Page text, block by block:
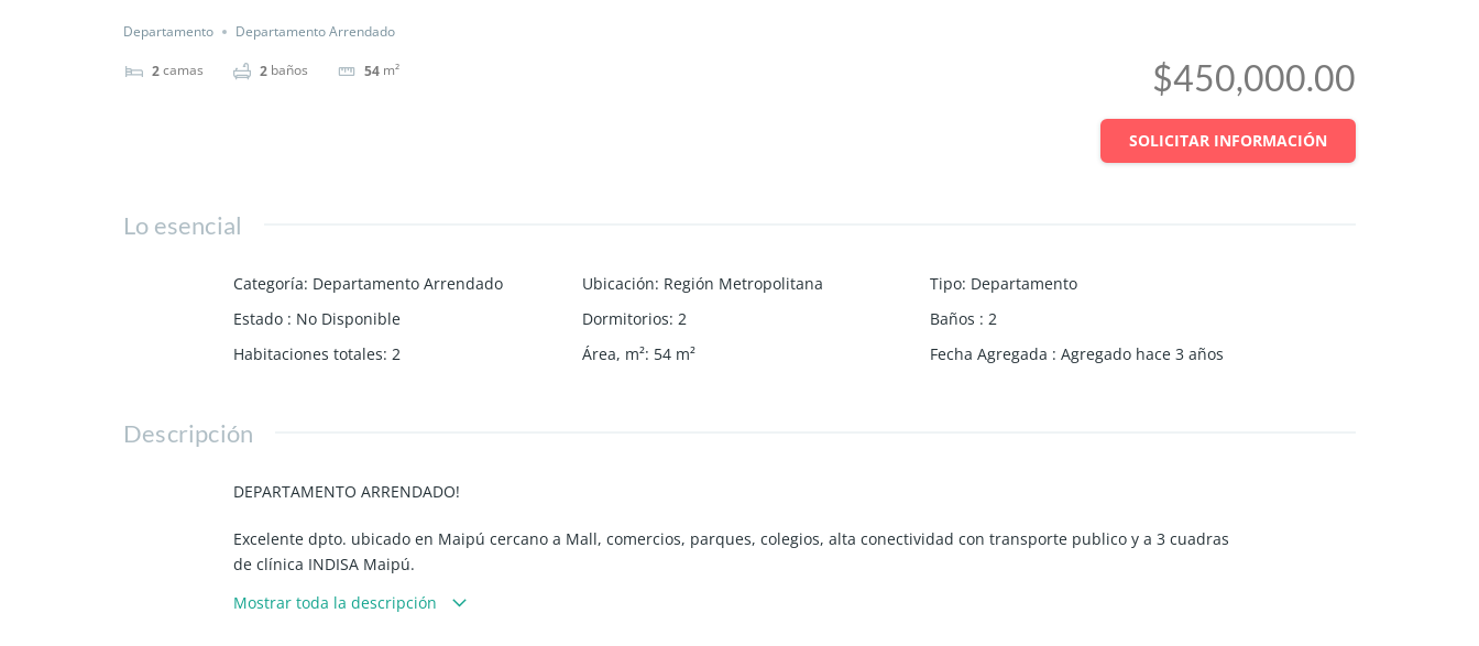
Departamento Departamento Arrendado
2camas 2 baños 54 m² $450,000.00
SOLICITAR INFORMACIÓN
Lo esencial
Categoría: Departamento Arrendado Ubicación: Región Metropolitana Tipo: Departamento
Estado : No Disponible Dormitorios: 2 Baños : 2
Habitaciones totales: 2 Área, m²: 54m² Fecha Agregada : Agregado hace 3 años
Descripción
DEPARTAMENTO ARRENDADO!
Excelente dpto. ubicado en Maipú cercano a Mall, comercios, parques, colegios, alta conectividad con transporte publico y a 3 cuadras
de clínica INDISA Maipú.
-55 m2 aprox.
Mostrar toda la descripción